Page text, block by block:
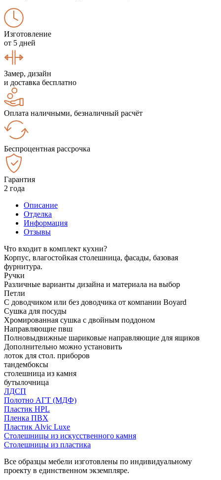
Изготовление
от 5 дней
Замер, дизайн
и доставка бесплатно
Оплата наличными, безналичный расчёт
Беспроцентная рассрочка
Гарантия
2 года
Описание
Отделка
Информация
Отзывы
Что входит в комплект кухни?
Корпус, влагостойкая столешница, фасады, базовая
фурнитура.
Ручки
Различные варианты дизайна и материала на выбор
Петли
С доводчиком или без доводчика от компании Boyard
Сушка для посуды
Хромированная сушка с двойным поддоном
Направляющие пвш
Полновыдвижные шариковые направляющие для ящиков
Дополнительно можно установить
лоток для стол. приборов
тандембоксы
столешница из камня
бутылочница
ЛДСП
Полотно АГТ (МДФ)
Пластик HPL
Пленка ПВХ
Пластик Alvic Luxe
Столешницы из искусственного камня
Столешницы из пластика
Все образцы мебели изготовлены по индивидуальному
проекту в единственном экземпляре.